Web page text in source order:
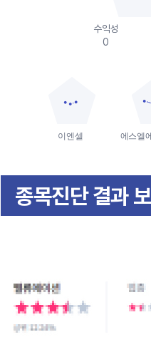
수익성
0
이엔셀 에스엘
종목진단 결과